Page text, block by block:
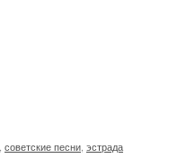
советские песни эстрада